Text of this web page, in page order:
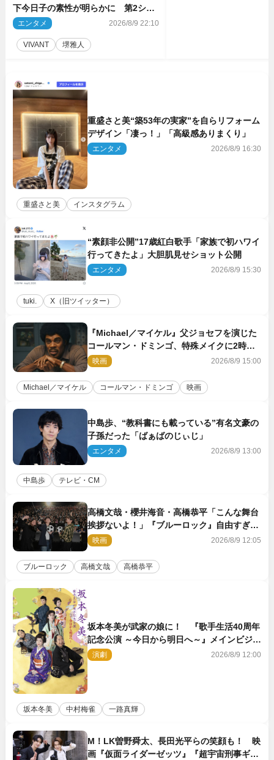
下今日子の素性が明らかに 第2シー
ズンのキーパーソンの1人
エンタメ 2026/8/9 22:10
VIVANT 堺雅人
重盛さと美“築53年の実家”を自らリフォーム
デザイン「凄っ！」「高級感ありまくり」
エンタメ 2026/8/9 16:30
重盛さと美 インスタグラム
“素顔非公開”17歳紅白歌手「家族で初ハワイ
行ってきたよ」大胆肌見せショット公開
エンタメ 2026/8/9 15:30
tuki. X（旧ツイッター）
『Michael／マイケル』父ジョセフを演じた
コールマン・ドミンゴ、特殊メイクに2時間
半かかっていた
映画 2026/8/9 15:00
Michael／マイケル コールマン・ドミンゴ 映画
中島歩、“教科書にも載っている”有名文豪の
子孫だった「ばぁばのじぃじ」
エンタメ 2026/8/9 13:00
中島歩 テレビ・CM
高橋文哉・櫻井海音・高橋恭平「こんな舞台
挨拶ないよ！」『ブルーロック』自由すぎる
イベントレポート
映画 2026/8/9 12:05
ブルーロック 高橋文哉 高橋恭平
坂本冬美が武家の娘に！ 『歌手生活40周年
記念公演 ～今日から明日へ～』メインビジュ
アル公開
演劇 2026/8/9 12:00
坂本冬美 中村梅雀 一路真輝
M！LK曽野舜太、長田光平らの笑顔も！ 映
画『仮面ライダーゼッツ』『超宇宙刑事ギャ